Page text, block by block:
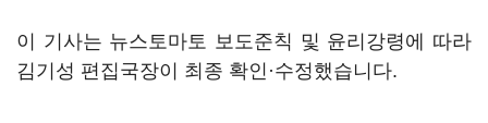
이 기사는 뉴스토마토 보도준칙 및 윤리강령에 따라
김기성 편집국장이 최종 확인·수정했습니다.